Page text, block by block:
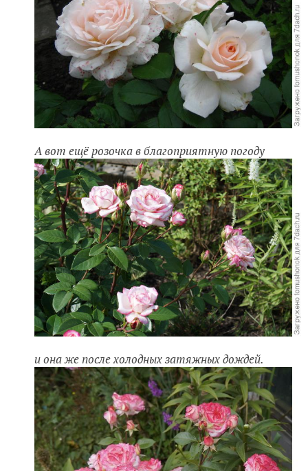
А вот ещё розочка в благоприятную погоду
и она же после холодных затяжных дождей.